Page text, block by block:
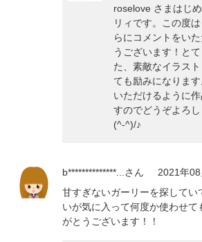
roselove さまはじ
リィです。この度
らにコメントをい
うございます！と
た、素敵なイラス
ても励みになりま
いただけるように
すのでどうぞよろ
(^-^)/♪
b**************... さん
2021年
甘すぎないガーリーを探してい
いが気に入って何度か使わせて
がとうございます！！